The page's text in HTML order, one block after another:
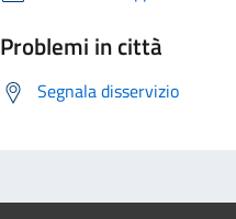
Problemi in città
Segnala disservizio